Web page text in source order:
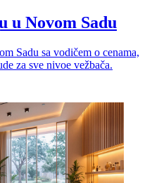
u Novom Sadu
Sadu sa vodičem o cenama,
za sve nivoe vežbača.